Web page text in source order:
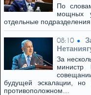
По
мощных
отдельные
08:10
За
министр
будущей эскалации,
противоположном…